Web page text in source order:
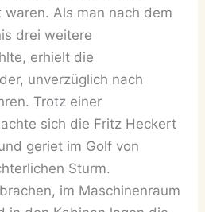
Als man nach dem
drei weitere
erhielt die
unverzüglich nach
Trotz einer
sich die Fritz Heckert
geriet im Golf von
Sturm.
im Maschinenraum